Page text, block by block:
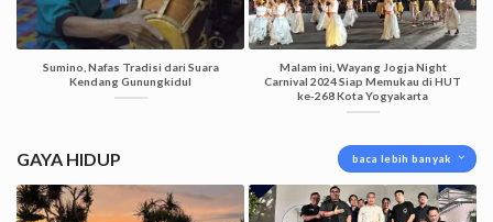
Sumino, Nafas Tradisi dari Suara
Kendang Gunungkidul
Malam ini, Wayang Jogja Night
Carnival 2024 Siap Memukau di HUT
ke-268 Kota Yogyakarta
GAYA HIDUP baca lebih banyak